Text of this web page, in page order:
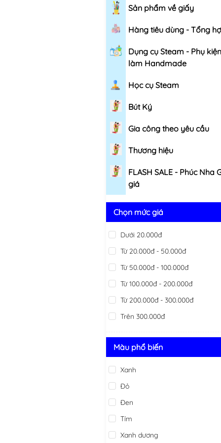
Sản phẩm về giấy
Hàng tiêu dùng - Tổng
Dụng cụ Steam - Phụ kiện
làm Handmade
Học cụ Steam
Bút Ký
Gia công theo yêu cầu
Thương hiệu
FLASH SALE - Phúc Nha
giá
Chọn mức giá
Dưới 20.000đ
Từ 20.000đ - 50.000đ
Từ 50.000đ - 100.000đ
Từ 100.000đ - 200.000đ
Từ 200.000đ - 300.000đ
Trên 300.000đ
Màu phổ biến
Xanh
Đỏ
Đen
Tím
Xanh dương